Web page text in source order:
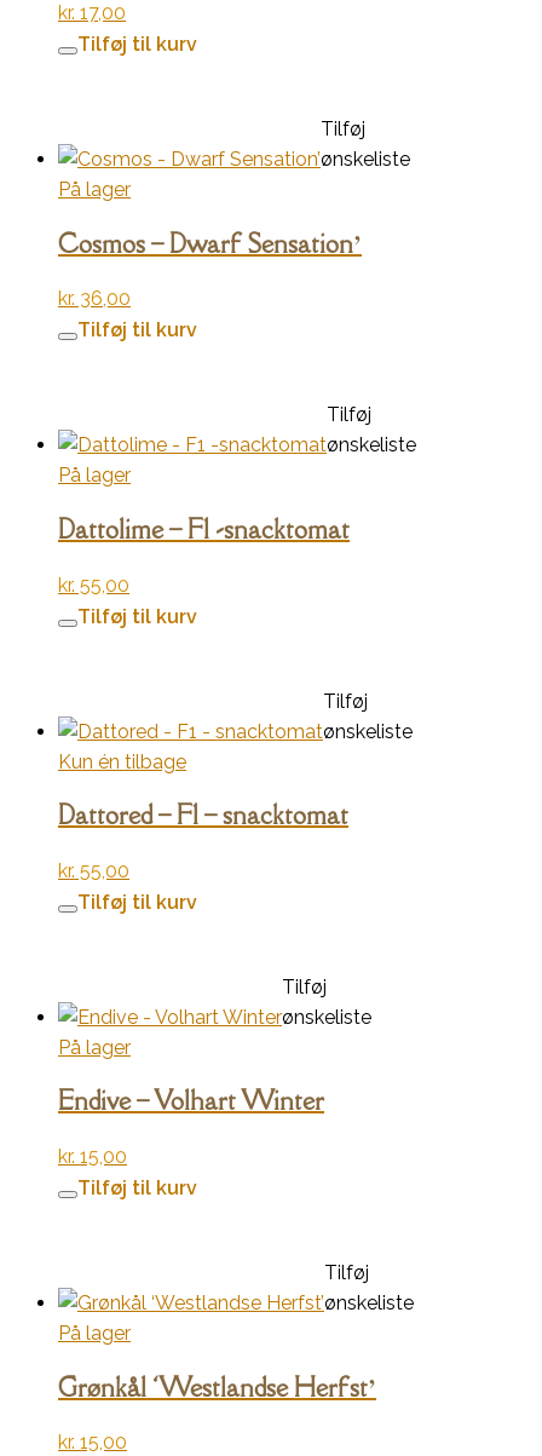
kr. 17,00
Tilføj til kurv
Tilføj
ønskeliste
På lager
Cosmos – Dwarf Sensation’
kr. 36,00
Tilføj til kurv
Tilføj
ønskeliste
På lager
Dattolime – F1 -snacktomat
kr. 55,00
Tilføj til kurv
Tilføj
ønskeliste
Kun én tilbage
Dattored – F1 – snacktomat
kr. 55,00
Tilføj til kurv
Tilføj
ønskeliste
På lager
Endive – Volhart Winter
kr. 15,00
Tilføj til kurv
Tilføj
ønskeliste
På lager
Grønkål ‘Westlandse Herfst’
kr. 15,00